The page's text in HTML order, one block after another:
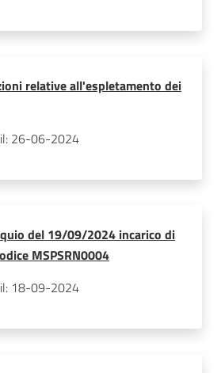
relative all'espletamento dei
26-06-2024
del 19/09/2024 incarico di
MSPSRN0004
18-09-2024